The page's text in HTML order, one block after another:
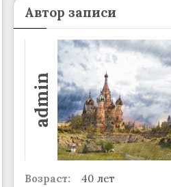
Автор записи
admin
Возраст:
40 лет